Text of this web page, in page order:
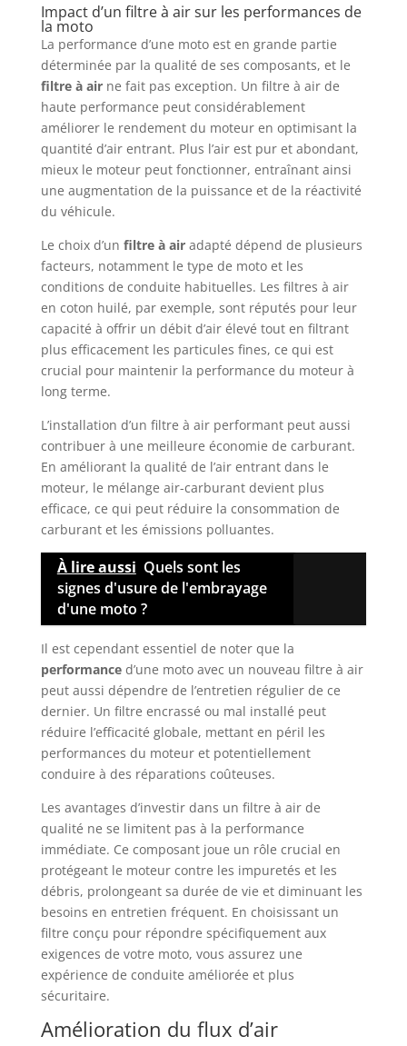
Impact d’un filtre à air sur les performances de
la moto
La performance d’une moto est en grande partie
déterminée par la qualité de ses composants, et le
filtre à airne fait pas exception. Un filtre à air de
haute performance peut considérablement
améliorer le rendement du moteur en optimisant la
quantité d’air entrant. Plus l’air est pur et abondant,
mieux le moteur peut fonctionner, entraînant ainsi
une augmentation de la puissance et de la réactivité
du véhicule.
Le choix d’un filtre à airadapté dépend de plusieurs
facteurs, notamment le type de moto et les
conditions de conduite habituelles. Les filtres à air
en coton huilé, par exemple, sont réputés pour leur
capacité à offrir un débit d’air élevé tout en filtrant
plus efficacement les particules fines, ce qui est
crucial pour maintenir la performance du moteur à
long terme.
L’installation d’un filtre à air performant peut aussi
contribuer à une meilleure économie de carburant.
En améliorant la qualité de l’air entrant dans le
moteur, le mélange air-carburant devient plus
efficace, ce qui peut réduire la consommation de
carburant et les émissions polluantes.
À lire aussi Quels sont les
signes d'usure de l'embrayage
d'une moto ?
Il est cependant essentiel de noter que la
performanced’une moto avec un nouveau filtre à air
peut aussi dépendre de l’entretien régulier de ce
dernier. Un filtre encrassé ou mal installé peut
réduire l’efficacité globale, mettant en péril les
performances du moteur et potentiellement
conduire à des réparations coûteuses.
Les avantages d’investir dans un filtre à air de
qualité ne se limitent pas à la performance
immédiate. Ce composant joue un rôle crucial en
protégeant le moteur contre les impuretés et les
débris, prolongeant sa durée de vie et diminuant les
besoins en entretien fréquent. En choisissant un
filtre conçu pour répondre spécifiquement aux
exigences de votre moto, vous assurez une
expérience de conduite améliorée et plus
sécuritaire.
Amélioration du flux d’air